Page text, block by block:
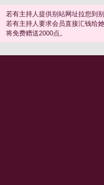
若有主持人提供别站网址拉您到
若有主持人要求会员直接汇钱给
将免费赠送2000点。